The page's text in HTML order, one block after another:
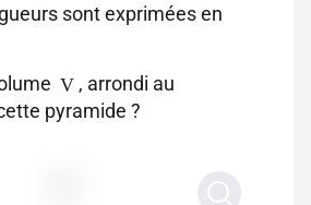
sont exprimées en
V , arrondi au
pyramide ?